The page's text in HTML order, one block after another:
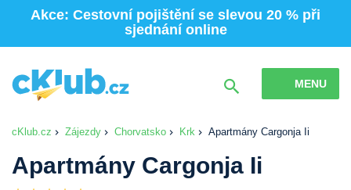
Akce: Cestovní pojištění se slevou 20 % při
sjednání online
MENU
cKlub.cz Zájezdy Chorvatsko Krk Apartmány Cargonja Ii
Apartmány Cargonja Ii